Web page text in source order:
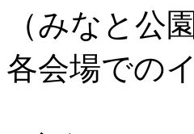
（みなと公
各会場での